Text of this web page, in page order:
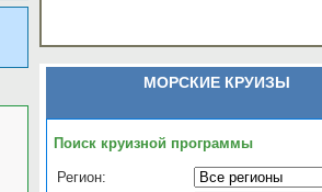
МОРСКИЕ КРУИЗЫ
Поиск круизной программы
Регион: